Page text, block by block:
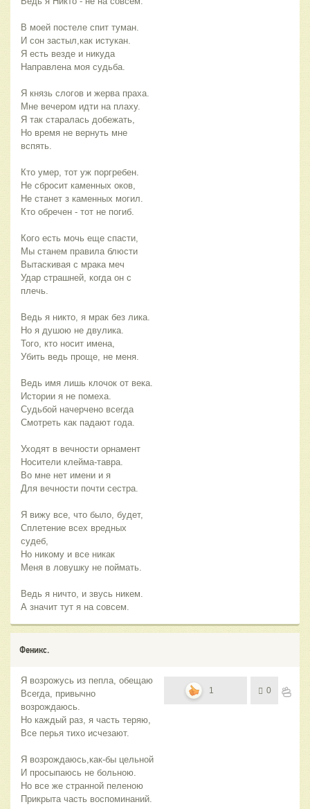
В моей постеле спит туман.
И сон застыл,как истукан.
Я есть везде и никуда
Направлена моя судьба.
Я князь слогов и жерва праха.
Мне вечером идти на плаху.
Я так старалась добежать,
Но время не вернуть мне
вспять.
Кто умер, тот уж поргребен.
Не сбросит каменных оков,
Не станет з каменных могил.
Кто обречен - тот не погиб.
Кого есть мочь еще спасти,
Мы станем правила блюсти
Вытаскивая с мрака меч
Удар страшней, когда он с
плечь.
Ведь я никто, я мрак без лика.
Но я душою не двулика.
Того, кто носит имена,
Убить ведь проще, не меня.
Ведь имя лишь клочок от века.
Истории я не помеха.
Судьбой начерчено всегда
Смотреть как падают года.
Уходят в вечности орнамент
Носители клейма-тавра.
Во мне нет имени и я
Для вечности почти сестра.
Я вижу все, что было, будет,
Сплетение всех вредных
судеб,
Но никому и все никак
Меня в ловушку не поймать.
Ведь я ничто, и звусь никем.
А значит тут я на совсем.
Феникс.
Я возрожусь из пепла, обещаю
Всегда, привычно
возрождаюсь.
Но каждый раз, я часть теряю,
Все перья тихо исчезают.
Я возрождаюсь,как-бы цельной
И просыпаюсь не больною.
Но все же странной пеленою
Прикрыта часть воспоминаний.
1 0